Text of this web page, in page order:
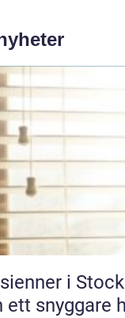
i
ett snyggare